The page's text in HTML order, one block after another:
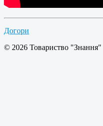
Догори
© 2026 Товариство "Знання"